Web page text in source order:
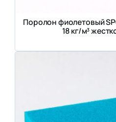
Поролон фиолетовый
18 кг/м³